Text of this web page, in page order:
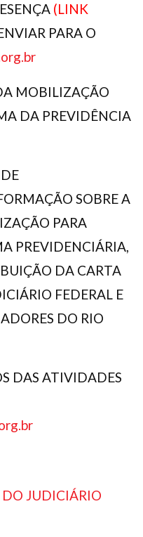
(LINK
PARA O
MOBILIZAÇÃO
DA PREVIDÊNCIA
SOBRE A
PARA
PREVIDENCIÁRIA,
DA CARTA
FEDERAL E
DO RIO
DAS ATIVIDADES
DO JUDICIÁRIO